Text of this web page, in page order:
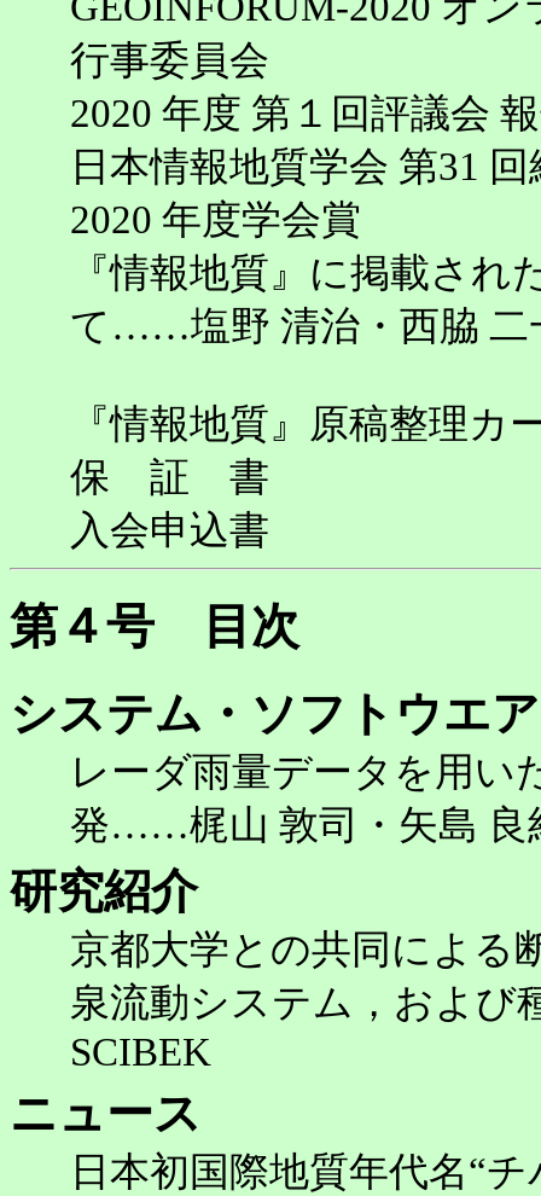
行事委員会
2020 年度 第１回評議会
日本情報地質学会 第31
2020 年度学会賞
『情報地質』に掲載さ
て……塩野 清治・西脇 二
『情報地質』原稿整理カ
保 証 書
入会申込書
第４号 目次
システム・ソフトウエ
レーダ雨量データを用い
発……梶山 敦司・矢島 良
研究紹介
京都大学との共同による
泉流動システム，およ
SCIBEK
ニュース
日本初国際地質年代名“